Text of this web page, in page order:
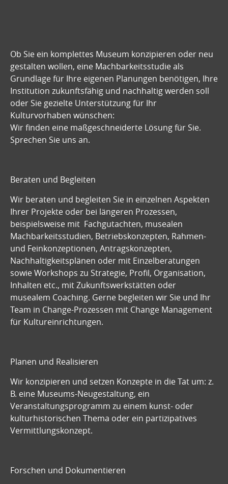
Ob Sie ein komplettes Museum konzipieren oder neu
gestalten wollen, eine Machbarkeitsstudie als
Grundlage für Ihre eigenen Planungen benötigen, Ihre
Institution zukunftsfähig und nachhaltig werden soll
oder Sie gezielte Unterstützung für Ihr
Kulturvorhaben wünschen:
Wir finden eine maßgeschneiderte Lösung für Sie.
Sprechen Sie uns an.
Beraten und Begleiten
Wir beraten und begleiten Sie in einzelnen Aspekten
Ihrer Projekte oder bei längeren Prozessen,
beispielsweise mit Fachgutachten, musealen
Machbarkeitsstudien, Betriebskonzepten, Rahmen-
und Feinkonzeptionen, Antragskonzepten,
Nachhaltigkeitsplänen oder mit Einzelberatungen
sowie Workshops zu Strategie, Profil, Organisation,
Inhalten etc., mit Zukunftswerkstätten oder
musealem Coaching. Gerne begleiten wir Sie und Ihr
Team in Change-Prozessen mit Change Management
für Kultureinrichtungen.
Planen und Realisieren
Wir konzipieren und setzen Konzepte in die Tat um: z.
B. eine Museums-Neugestaltung, ein
Veranstaltungsprogramm zu einem kunst- oder
kulturhistorischen Thema oder ein partizipatives
Vermittlungskonzept.
Forschen und Dokumentieren